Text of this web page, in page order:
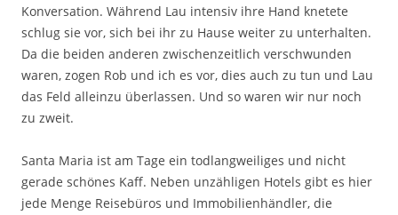
Konversation. Während Lau intensiv ihre Hand knetete
schlug sie vor, sich bei ihr zu Hause weiter zu unterhalten.
Da die beiden anderen zwischenzeitlich verschwunden
waren, zogen Rob und ich es vor, dies auch zu tun und Lau
das Feld alleinzu überlassen. Und so waren wir nur noch
zu zweit.
Santa Maria ist am Tage ein todlangweiliges und nicht
gerade schönes Kaff. Neben unzähligen Hotels gibt es hier
jede Menge Reisebüros und Immobilienhändler, die